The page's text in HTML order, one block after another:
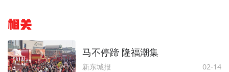
相关
马不停蹄 隆福潮集
新东城报 02-14